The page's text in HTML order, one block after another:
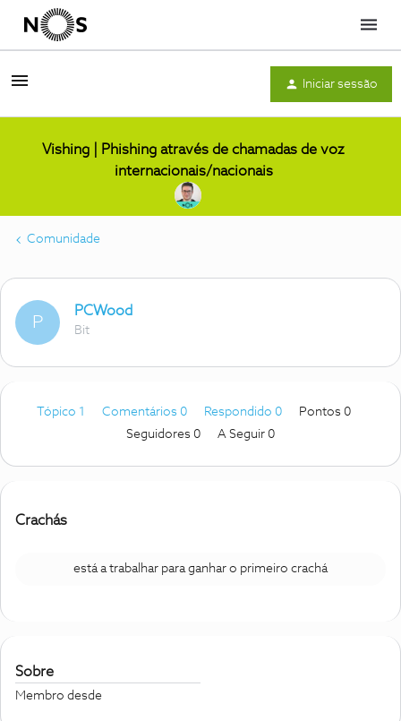
Menu
Iniciar sessão
Vishing | Phishing através de chamadas de voz
internacionais/nacionais
Comunidade
P
PCWood
Bit
Tópico 1 Comentários 0 Respondido 0
Pontos 0
Seguidores 0 A Seguir 0
Crachás
está a trabalhar para ganhar o primeiro crachá
Sobre
Membro desde